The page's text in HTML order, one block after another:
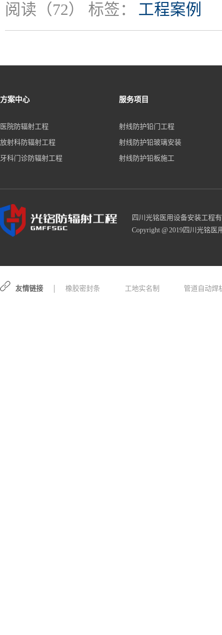
阅读（72） 标签： 工程案例
方案中心
医院防辐射工程
放射科防辐射工程
牙科门诊防辐射工程
服务项目
射线防护铅门工程
射线防护铅玻璃安装
射线防护铅板施工
四川光铭医用设备安装工程
Copyright @ 2019四川光铭医
友情链接 橡胶密封条 工地实名制 管道自动焊